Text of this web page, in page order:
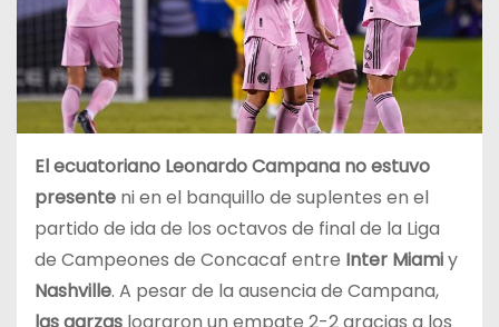
El ecuatoriano Leonardo Campana no estuvo
presente ni en el banquillo de suplentes en el
partido de ida de los octavos de final de la Liga
de Campeones de Concacaf entre Inter Miamiy
Nashville. A pesar de la ausencia de Campana,
las garzas lograron un empate 2-2 gracias a los